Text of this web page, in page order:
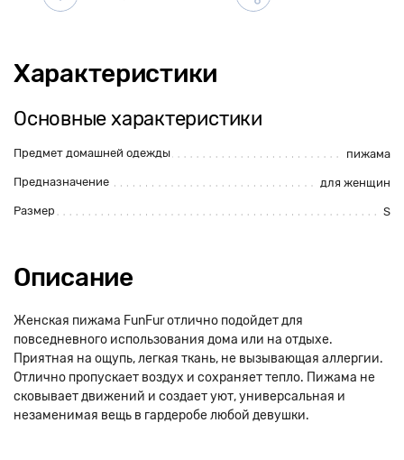
Характеристики
Основные характеристики
Предмет домашней одежды пижама
Предназначение для женщин
Размер S
Описание
Женская пижама FunFur отлично подойдет для
повседневного использования дома или на отдыхе.
Приятная на ощупь, легкая ткань, не вызывающая аллергии.
Отлично пропускает воздух и сохраняет тепло. Пижама не
сковывает движений и создает уют, универсальная и
незаменимая вещь в гардеробе любой девушки.